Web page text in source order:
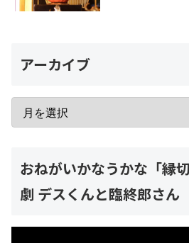
アーカイブ
おねがいかなうかな「縁
劇 デスくんと臨終郎さん